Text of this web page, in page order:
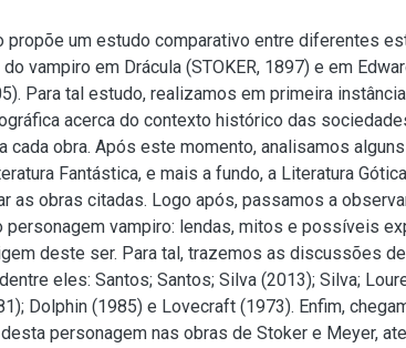
propõe um estudo comparativo entre diferentes
vampiro em Drácula (STOKER, 1897) e em
Para tal estudo, realizamos em primeira
acerca do contexto histórico das
cada obra. Após este momento, analisamos
Fantástica, e mais a fundo, a Literatura
as obras citadas. Logo após, passamos a
personagem vampiro: lendas, mitos e possíveis
deste ser. Para tal, trazemos as discussões
eles: Santos; Santos; Silva (2013); Silva;
Dolphin (1985) e Lovecraft (1973). Enfim,
personagem nas obras de Stoker e Meyer,